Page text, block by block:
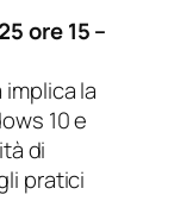
ore 15 –
la
10 e
di
pratici